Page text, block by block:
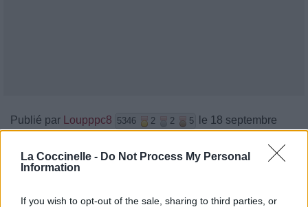
La Coccinelle - Do Not Process My Personal
Information
If you wish to opt-out of the sale, sharing to third parties, or
Publié par Loupppc8 5346 2 2 5
le 18 septembre
Chanteurs : Airways